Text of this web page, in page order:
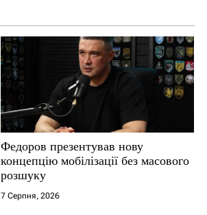
Федоров презентував нову
концепцію мобілізації без масового
розшуку
7 Серпня, 2026